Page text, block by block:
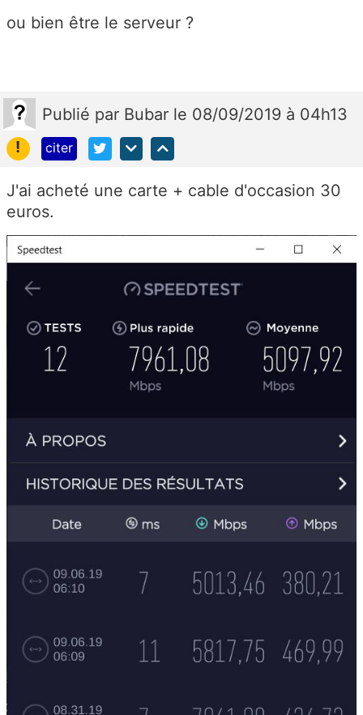
ou bien être le serveur ?
Publié par Bubar le 08/09/2019 à 04h13
!
citer
J'ai acheté une carte + cable d'occasion 30
euros.